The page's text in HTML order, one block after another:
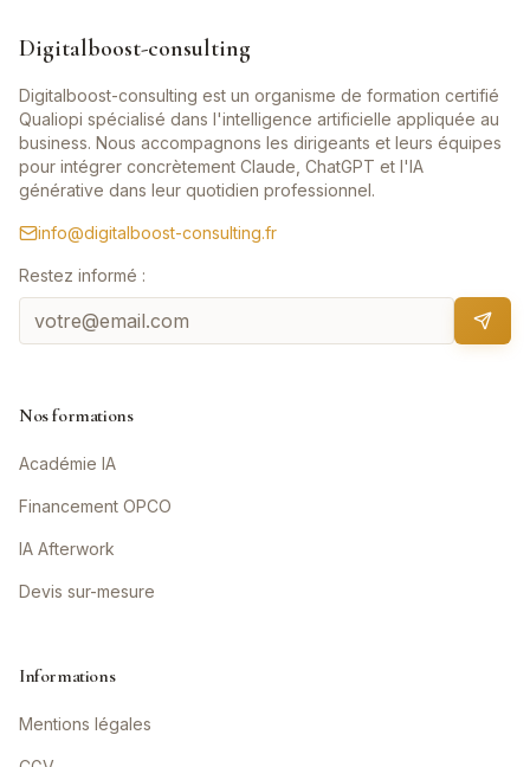
Digitalboost-consulting
Digitalboost-consulting est un organisme de formation certifié
Qualiopi spécialisé dans l'intelligence artificielle appliquée au
business. Nous accompagnons les dirigeants et leurs équipes
pour intégrer concrètement Claude, ChatGPT et l'IA
générative dans leur quotidien professionnel.
info@digitalboost-consulting.fr
Restez informé :
Nos formations
Académie IA
Financement OPCO
IA Afterwork
Devis sur-mesure
Informations
Mentions légales